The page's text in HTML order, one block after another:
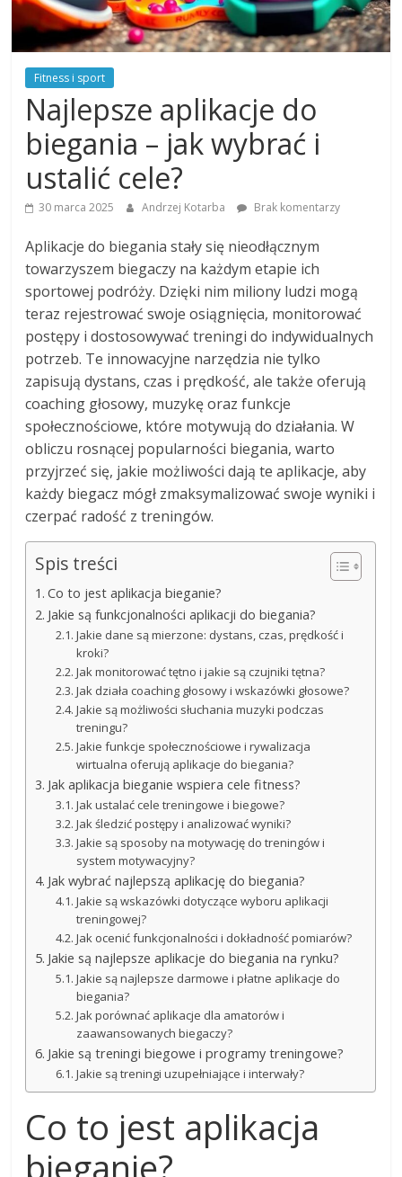
Fitness i sport
Najlepsze aplikacje do
biegania – jak wybrać i
ustalić cele?
30 marca 2025 Andrzej Kotarba Brak komentarzy
Aplikacje do biegania stały się nieodłącznym
towarzyszem biegaczy na każdym etapie ich
sportowej podróży. Dzięki nim miliony ludzi mogą
teraz rejestrować swoje osiągnięcia, monitorować
postępy i dostosowywać treningi do indywidualnych
potrzeb. Te innowacyjne narzędzia nie tylko
zapisują dystans, czas i prędkość, ale także oferują
coaching głosowy, muzykę oraz funkcje
społecznościowe, które motywują do działania. W
obliczu rosnącej popularności biegania, warto
przyjrzeć się, jakie możliwości dają te aplikacje, aby
każdy biegacz mógł zmaksymalizować swoje wyniki i
czerpać radość z treningów.
Spis treści
Co to jest aplikacja bieganie?
Jakie są funkcjonalności aplikacji do biegania?
Jakie dane są mierzone: dystans, czas, prędkość i
kroki?
Jak monitorować tętno i jakie są czujniki tętna?
Jak działa coaching głosowy i wskazówki głosowe?
Jakie są możliwości słuchania muzyki podczas
treningu?
Jakie funkcje społecznościowe i rywalizacja
wirtualna oferują aplikacje do biegania?
Jak aplikacja bieganie wspiera cele fitness?
Jak ustalać cele treningowe i biegowe?
Jak śledzić postępy i analizować wyniki?
Jakie są sposoby na motywację do treningów i
system motywacyjny?
Jak wybrać najlepszą aplikację do biegania?
Jakie są wskazówki dotyczące wyboru aplikacji
treningowej?
Jak ocenić funkcjonalności i dokładność pomiarów?
Jakie są najlepsze aplikacje do biegania na rynku?
Jakie są najlepsze darmowe i płatne aplikacje do
biegania?
Jak porównać aplikacje dla amatorów i
zaawansowanych biegaczy?
Jakie są treningi biegowe i programy treningowe?
Jakie są treningi uzupełniające i interwały?
Co to jest aplikacja
bieganie?